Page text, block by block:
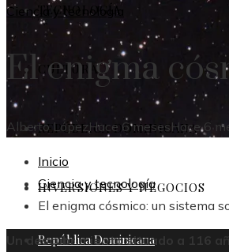
TECNOLOGÍA
CULTURA
REPÚBLICA DOMINICANA
INVERSIONES Y NEGOCIOS
República Dominicana
Ciencia y tecnología
El enigma
Alberto LópezHace 6 mesesHace 6
Inicio
Ciencia y tecnología
El enigma cósmico: un sistema
Un descubrimiento situado a 116